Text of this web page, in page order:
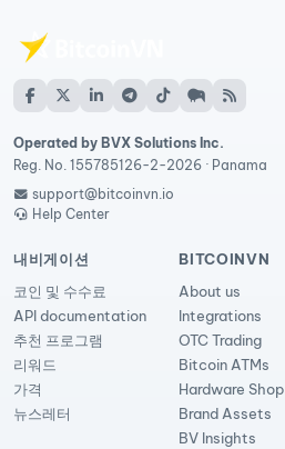
Operated by BVX Solutions Inc.
Reg. No. 155785126-2-2026 · Panama
support@bitcoinvn.io
Help Center
내비게이션
코인 및 수수료
API documentation
추천 프로그램
리워드
가격
뉴스레터
BITCOINVN
About us
Integrations
OTC Trading
Bitcoin ATMs
Hardware Shop
Brand Assets
BV Insights